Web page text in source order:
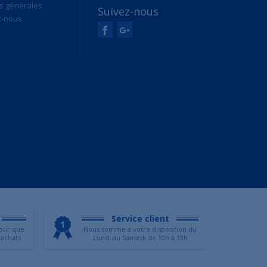
générales
nous
Suivez-nous
que
Service client
Nous somme a votre disposition du
Lundi au Samedi de 10h à 19h